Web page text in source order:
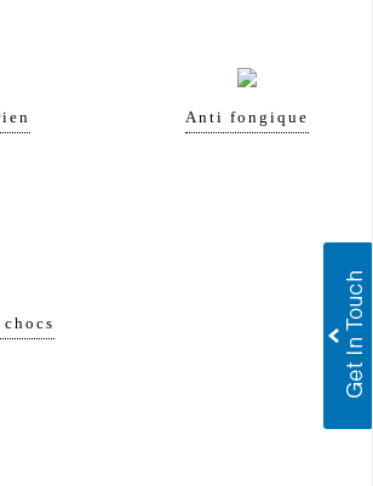
Anti fongique